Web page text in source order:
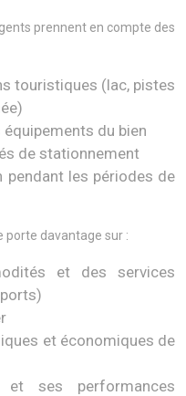
prennent en compte des
touristiques (lac, pistes
équipements du bien
de stationnement
pendant les périodes de
porte davantage sur :
et des services
et économiques de
et ses performances